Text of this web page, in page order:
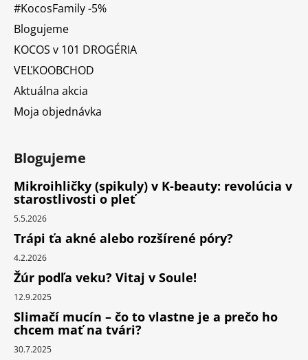
#KocosFamily -5%
Blogujeme
KOCOS v 101 DROGÉRIA
VEĽKOOBCHOD
Aktuálna akcia
Moja objednávka
Blogujeme
Mikroihličky (spikuly) v K-beauty: revolúcia v
starostlivosti o pleť
5.5.2026
Trápi ťa akné alebo rozšírené póry?
4.2.2026
Žúr podľa veku? Vitaj v Soule!
12.9.2025
Slimačí mucín – čo to vlastne je a prečo ho
chcem mať na tvári?
30.7.2025